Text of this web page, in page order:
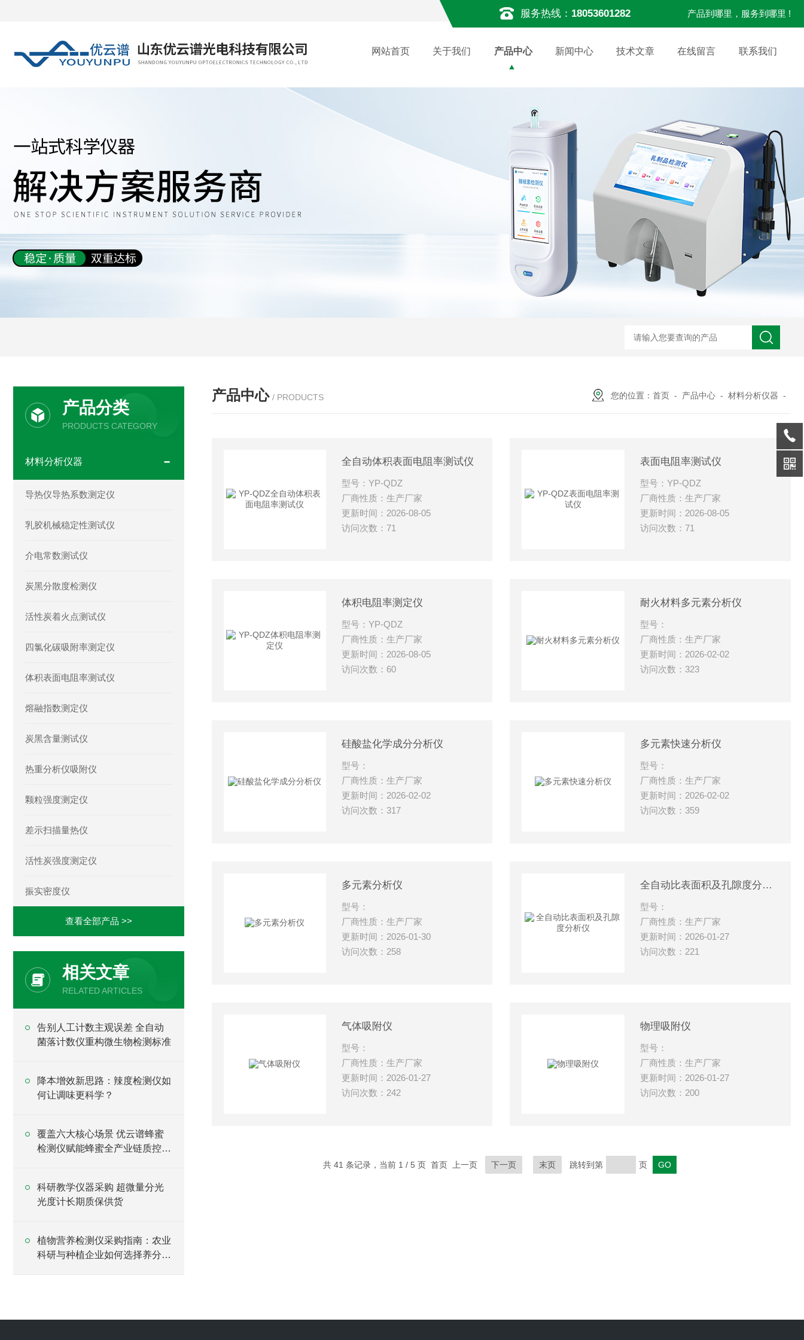
服务热线： 18053601282 产品到哪里，服务到哪里 !
网站首页 关于我们 产品中心 新闻中心 技术文章 在线留言 联系我们
产品分类
PRODUCTS CATEGORY
材料分析仪器
导热仪导热系数测定仪
乳胶机械稳定性测试仪
介电常数测试仪
炭黑分散度检测仪
活性炭着火点测试仪
四氯化碳吸附率测定仪
体积表面电阻率测试仪
熔融指数测定仪
炭黑含量测试仪
热重分析仪吸附仪
颗粒强度测定仪
差示扫描量热仪
活性炭强度测定仪
振实密度仪
查看全部产品 >>
相关文章
RELATED ARTICLES
告别人工计数主观误差 全自动
菌落计数仪重构微生物检测标准
降本增效新思路：辣度检测仪如
何让调味更科学？
覆盖六大核心场景 优云谱蜂蜜
检测仪赋能蜂蜜全产业链质控升
科研教学仪器采购 超微量分光
光度计长期质保供货
植物营养检测仪采购指南：农业
科研与种植企业如何选择养分检
产品中心 / PRODUCTS 您的位置： 首页 - 产品中心 - 材料分析仪器 -
全自动体积表面电阻率测试仪
型号：YP-QDZ
厂商性质：生产厂家
更新时间：2026-08-05
访问次数：71
表面电阻率测试仪
型号：YP-QDZ
厂商性质：生产厂家
更新时间：2026-08-05
访问次数：71
体积电阻率测定仪
型号：YP-QDZ
厂商性质：生产厂家
更新时间：2026-08-05
访问次数：60
耐火材料多元素分析仪
型号：
厂商性质：生产厂家
更新时间：2026-02-02
访问次数：323
硅酸盐化学成分分析仪
型号：
厂商性质：生产厂家
更新时间：2026-02-02
访问次数：317
多元素快速分析仪
型号：
厂商性质：生产厂家
更新时间：2026-02-02
访问次数：359
多元素分析仪
型号：
厂商性质：生产厂家
更新时间：2026-01-30
访问次数：258
全自动比表面积及孔隙度分析仪
型号：
厂商性质：生产厂家
更新时间：2026-01-27
访问次数：221
气体吸附仪
型号：
厂商性质：生产厂家
更新时间：2026-01-27
访问次数：242
物理吸附仪
型号：
厂商性质：生产厂家
更新时间：2026-01-27
访问次数：200
共 41 条记录，当前 1 / 5 页 首页 上一页 下一页 末页 跳转到第 页